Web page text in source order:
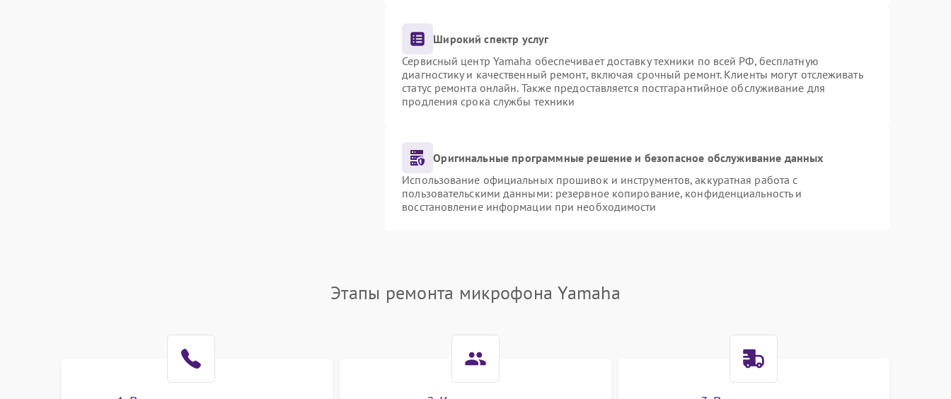
Широкий спектр услуг
Сервисный центр Yamaha обеспечивает доставку техники по всей РФ, бесплатную
диагностику и качественный ремонт, включая срочный ремонт. Клиенты могут отслеживать
статус ремонта онлайн. Также предоставляется постгарантийное обслуживание для
продления срока службы техники
Оригинальные программные решение и безопасное обслуживание данных
Использование официальных прошивок и инструментов, аккуратная работа с
пользовательскими данными: резервное копирование, конфиденциальность и
восстановление информации при необходимости
Этапы ремонта микрофона Yamaha